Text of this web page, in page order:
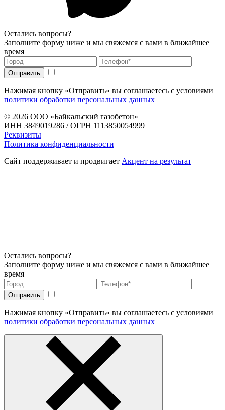
Остались вопросы?
Заполните форму ниже и мы свяжемся с вами в ближайшее
время
Нажимая кнопку «Отправить» вы соглашаетесь с условиями
политики обработки персональных данных
© 2026 ООО «Байкальский газобетон»
ИНН 3849019286 / ОГРН 1113850054999
Реквизиты
Политика конфиденциальности
Сайт поддерживает и продвигает Акцент на результат
Остались вопросы?
Заполните форму ниже и мы свяжемся с вами в ближайшее
время
Нажимая кнопку «Отправить» вы соглашаетесь с условиями
политики обработки персональных данных